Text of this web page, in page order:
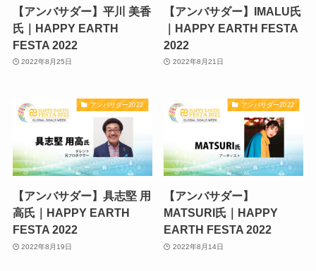
【アンバサダー】平川 美香
氏｜HAPPY EARTH
FESTA 2022
2022年8月25日
【アンバサダー】IMALU氏
｜HAPPY EARTH FESTA
2022
2022年8月21日
アンバサダー2022
【アンバサダー】具志堅 用
高氏｜HAPPY EARTH
FESTA 2022
2022年8月19日
アンバサダー2022
【アンバサダー】
MATSURI氏｜HAPPY
EARTH FESTA 2022
2022年8月14日